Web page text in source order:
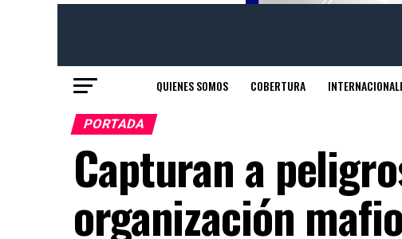
QUIENES SOMOS COBERTURA
PORTADA
Capturan a
organización